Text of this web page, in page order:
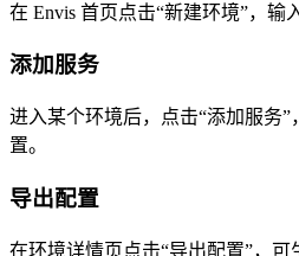
在 Envis 首页点击“新建环境”，输
添加服务
进入某个环境后，点击“添加服务
置。
导出配置
在环境详情页点击“导出配置”，可